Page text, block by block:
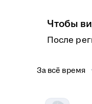
Чтобы
После
За всё время